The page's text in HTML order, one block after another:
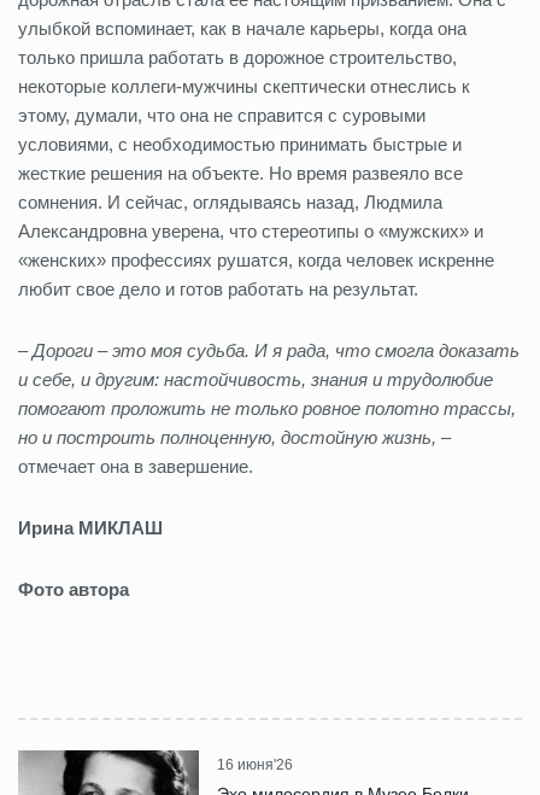
улыбкой вспоминает, как в начале карьеры, когда она
только пришла работать в дорожное строительство,
некоторые коллеги-мужчины скептически отнеслись к
этому, думали, что она не справится с суровыми
условиями, с необходимостью принимать быстрые и
жесткие решения на объекте. Но время развеяло все
сомнения. И сейчас, оглядываясь назад, Людмила
Александровна уверена, что стереотипы о «мужских» и
«женских» профессиях рушатся, когда человек искренне
любит свое дело и готов работать на результат.
–Дороги – это моя судьба. И я рада, что смогла доказать
и себе, и другим: настойчивость, знания и трудолюбие
помогают проложить не только ровное полотно трассы,
но и построить полноценную, достойную жизнь, –
отмечает она в завершение.
Ирина МИКЛАШ
Фото автора
16 июня'26